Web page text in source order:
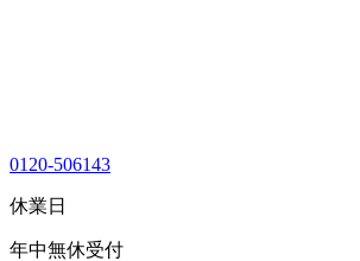
0120-506143
休業日
年中無休受付